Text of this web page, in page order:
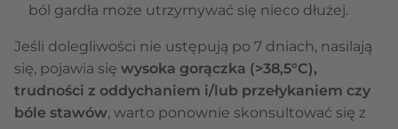
ból gardła może utrzymywać się nieco dłużej.
Jeśli dolegliwości nie ustępują po 7 dniach, nasilają
się, pojawia się wysoka gorączka (>38,5°C),
trudności z oddychaniem i/lub przełykaniem czy
bóle stawów, warto ponownie skonsultować się z